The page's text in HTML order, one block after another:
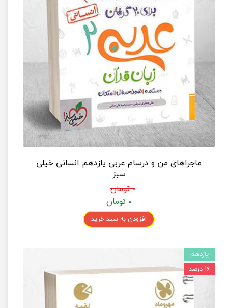
ماجراهای من و درسام عربی یازدهم انسانی خیلی
سبز
۰ تومان
۰ تومان
افزودن به سبد خرید
یازدهم
۱۶ درصد